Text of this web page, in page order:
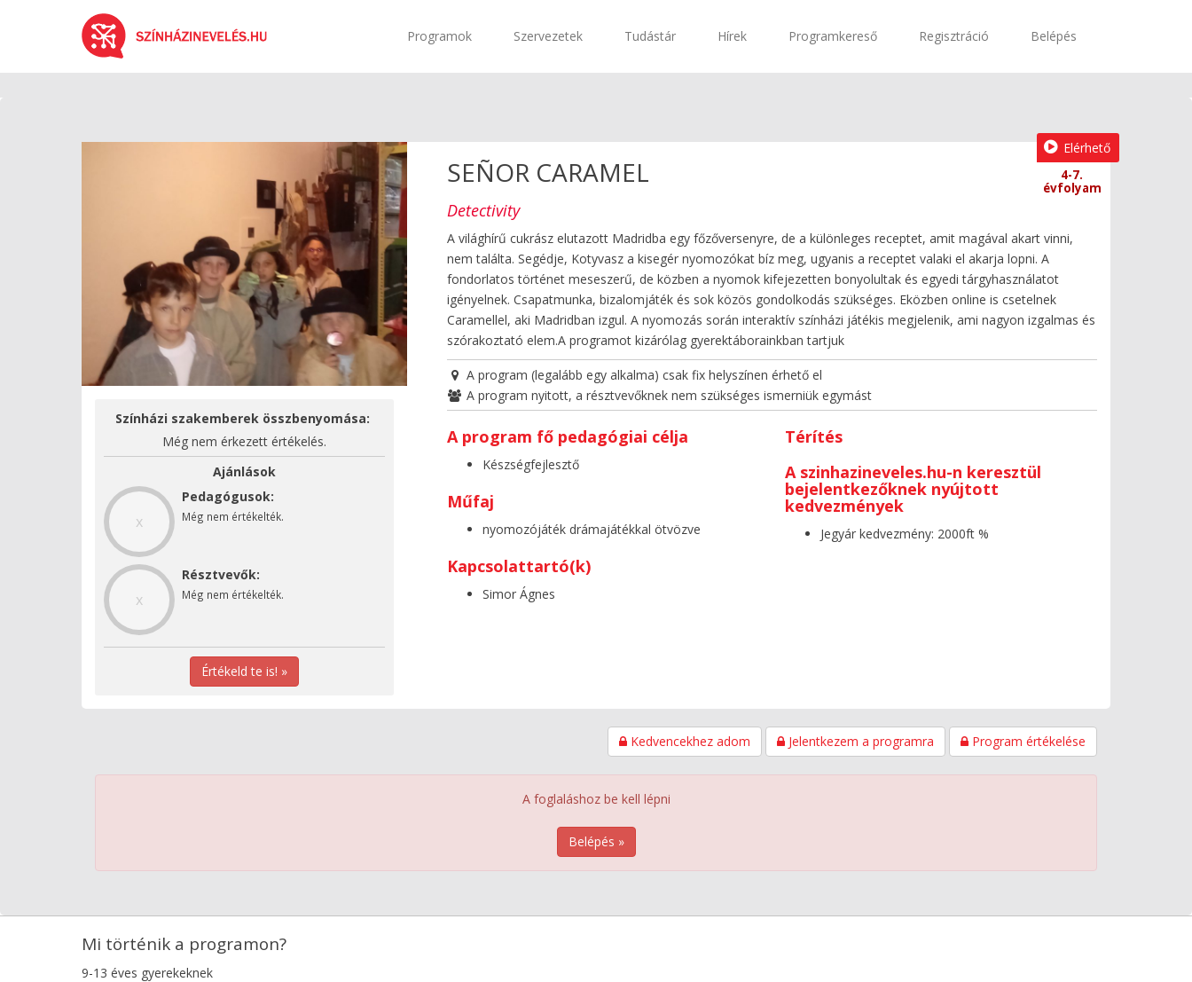
Programok Szervezetek Tudástár Hírek Programkereső Regisztráció Belépés
Színházi szakemberek összbenyomása:
Még nem érkezett értékelés.
Ajánlások
x
Pedagógusok:
Még nem értékelték.
x
Résztvevők:
Még nem értékelték.
Értékeld te is! »
SEÑOR CARAMEL
Detectivity
A világhírű cukrász elutazott Madridba egy főzőversenyre, de a különleges receptet, amit magával akart vinni,
nem találta. Segédje, Kotyvasz a kisegér nyomozókat bíz meg, ugyanis a receptet valaki el akarja lopni. A
fondorlatos történet meseszerű, de közben a nyomok kifejezetten bonyolultak és egyedi tárgyhasználatot
igényelnek. Csapatmunka, bizalomjáték és sok közös gondolkodás szükséges. Eközben online is csetelnek
Caramellel, aki Madridban izgul. A nyomozás során interaktív színházi játékis megjelenik, ami nagyon izgalmas és
szórakoztató elem.A programot kizárólag gyerektáborainkban tartjuk
Elérhető
4-7.
évfolyam
A program (legalább egy alkalma) csak fix helyszínen érhető el
A program nyitott, a résztvevőknek nem szükséges ismerniük egymást
A program fő pedagógiai célja
Készségfejlesztő
Műfaj
nyomozójáték drámajátékkal ötvözve
Kapcsolattartó(k)
Simor Ágnes
Térítés
A szinhazineveles.hu-n keresztül
bejelentkezőknek nyújtott
kedvezmények
Jegyár kedvezmény: 2000ft %
Kedvencekhez adom Jelentkezem a programra Program értékelése
A foglaláshoz be kell lépni
Belépés »
Mi történik a programon?
9-13 éves gyerekeknek